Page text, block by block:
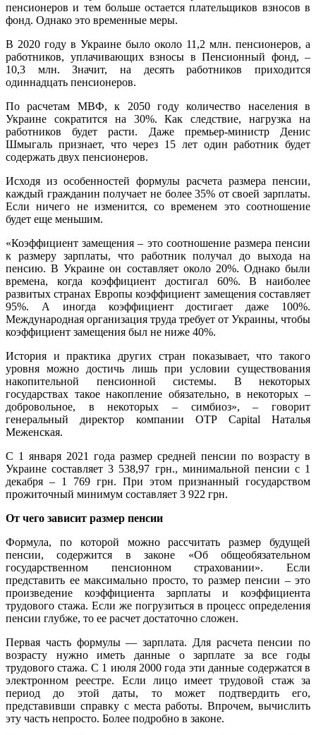
пенсионеров и тем больше остается плательщиков взносов в
фонд. Однако это временные меры.
В 2020 году в Украине было около 11,2 млн. пенсионеров, а
работников, уплачивающих взносы в Пенсионный фонд, –
10,3 млн. Значит, на десять работников приходится
одиннадцать пенсионеров.
По расчетам МВФ, к 2050 году количество населения в
Украине сократится на 30%. Как следствие, нагрузка на
работников будет расти. Даже премьер-министр Денис
Шмыгаль признает, что через 15 лет один работник будет
содержать двух пенсионеров.
Исходя из особенностей формулы расчета размера пенсии,
каждый гражданин получает не более 35% от своей зарплаты.
Если ничего не изменится, со временем это соотношение
будет еще меньшим.
«Коэффициент замещения – это соотношение размера пенсии
к размеру зарплаты, что работник получал до выхода на
пенсию. В Украине он составляет около 20%. Однако были
времена, когда коэффициент достигал 60%. В наиболее
развитых странах Европы коэффициент замещения составляет
95%. А иногда коэффициент достигает даже 100%.
Международная организация труда требует от Украины, чтобы
коэффициент замещения был не ниже 40%.
История и практика других стран показывает, что такого
уровня можно достичь лишь при условии существования
накопительной пенсионной системы. В некоторых
государствах такое накопление обязательно, в некоторых –
добровольное, в некоторых – симбиоз», – говорит
генеральный директор компании OTP Capital Наталья
Меженская.
С 1 января 2021 года размер средней пенсии по возрасту в
Украине составляет 3 538,97 грн., минимальной пенсии с 1
декабря – 1 769 грн. При этом признанный государством
прожиточный минимум составляет 3 922 грн.
От чего зависит размер пенсии
Формула, по которой можно рассчитать размер будущей
пенсии, содержится в законе «Об общеобязательном
государственном пенсионном страховании». Если
представить ее максимально просто, то размер пенсии – это
произведение коэффициента зарплаты и коэффициента
трудового стажа. Если же погрузиться в процесс определения
пенсии глубже, то ее расчет достаточно сложен.
Первая часть формулы — зарплата. Для расчета пенсии по
возрасту нужно иметь данные о зарплате за все годы
трудового стажа. С 1 июля 2000 года эти данные содержатся в
электронном реестре. Если лицо имеет трудовой стаж за
период до этой даты, то может подтвердить его,
представивши справку с места работы. Впрочем, вычислить
эту часть непросто. Более подробно в законе.